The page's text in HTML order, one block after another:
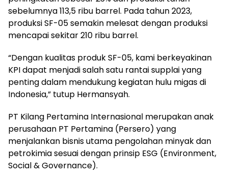
sebelumnya 113,5 ribu barrel. Pada tahun 2023,
produksi SF-05 semakin melesat dengan produksi
mencapai sekitar 210 ribu barrel.
“Dengan kualitas produk SF-05, kami berkeyakinan
KPI dapat menjadi salah satu rantai supplai yang
penting dalam mendukung kegiatan hulu migas di
Indonesia,” tutup Hermansyah.
PT Kilang Pertamina Internasional merupakan anak
perusahaan PT Pertamina (Persero) yang
menjalankan bisnis utama pengolahan minyak dan
petrokimia sesuai dengan prinsip ESG (Environment,
Social & Governance).